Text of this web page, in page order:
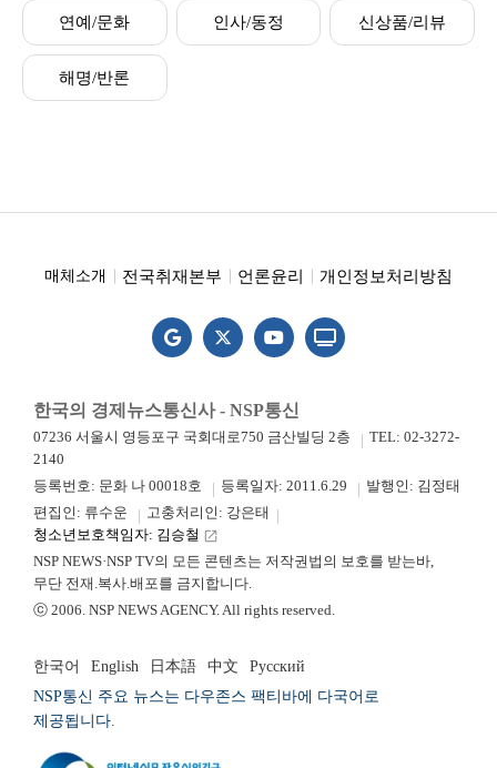
연예/문화 인사/동정 신상품/리뷰
해명/반론
매체소개 전국취재본부 언론윤리 개인정보처리방침
한국의 경제뉴스통신사 - NSP통신
07236 서울시 영등포구 국회대로750 금산빌딩 2층
TEL: 02-3272-
2140
등록번호: 문화 나 00018호
등록일자: 2011.6.29
발행인: 김정태
편집인: 류수운
고충처리인: 강은태
청소년보호책임자: 김승철 launch
NSP NEWS·NSP TV의 모든 콘텐츠는 저작권법의 보호를 받는바,
무단 전재.복사.배포를 금지합니다.
ⓒ 2006. NSP NEWS AGENCY. All rights reserved.
한국어 English 日本語 中文
Русский
NSP통신 주요 뉴스는 다우존스 팩티바에 다국어로
제공됩니다.